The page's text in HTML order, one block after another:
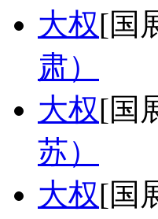
大权[国
肃）
大权[国
苏）
大权[国